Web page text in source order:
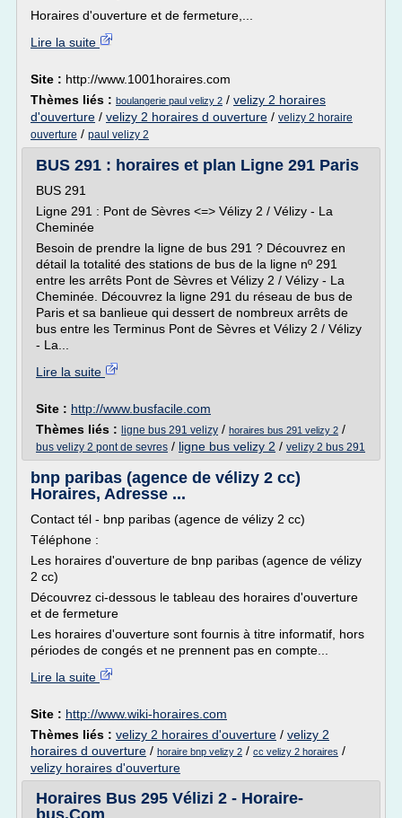
Horaires d'ouverture et de fermeture,...
Lire la suite
Site : http://www.1001horaires.com
Thèmes liés : boulangerie paul velizy 2 / velizy 2 horaires
d'ouverture / velizy 2 horaires d ouverture / velizy 2 horaire
ouverture / paul velizy 2
BUS 291 : horaires et plan Ligne 291 Paris
BUS 291
Ligne 291 : Pont de Sèvres <=> Vélizy 2 / Vélizy - La
Cheminée
Besoin de prendre la ligne de bus 291 ? Découvrez en
détail la totalité des stations de bus de la ligne nº 291
entre les arrêts Pont de Sèvres et Vélizy 2 / Vélizy - La
Cheminée. Découvrez la ligne 291 du réseau de bus de
Paris et sa banlieue qui dessert de nombreux arrêts de
bus entre les Terminus Pont de Sèvres et Vélizy 2 / Vélizy
- La...
Lire la suite
Site : http://www.busfacile.com
Thèmes liés : ligne bus 291 velizy / horaires bus 291 velizy 2 /
bus velizy 2 pont de sevres / ligne bus velizy 2 / velizy 2 bus 291
bnp paribas (agence de vélizy 2 cc)
Horaires, Adresse ...
Contact tél - bnp paribas (agence de vélizy 2 cc)
Téléphone :
Les horaires d'ouverture de bnp paribas (agence de vélizy
2 cc)
Découvrez ci-dessous le tableau des horaires d'ouverture
et de fermeture
Les horaires d'ouverture sont fournis à titre informatif, hors
périodes de congés et ne prennent pas en compte...
Lire la suite
Site : http://www.wiki-horaires.com
Thèmes liés : velizy 2 horaires d'ouverture / velizy 2
horaires d ouverture / horaire bnp velizy 2 / cc velizy 2 horaires /
velizy horaires d'ouverture
Horaires Bus 295 Vélizi 2 - Horaire-
bus.Com